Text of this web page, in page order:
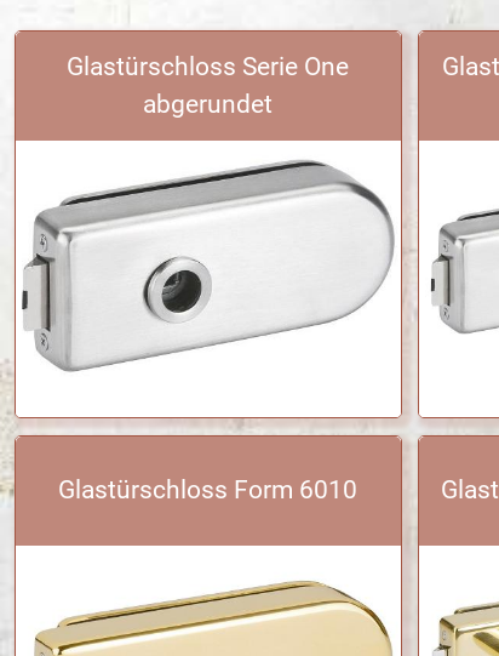
Glastürschloss Serie One
abgerundet
Glastürschloss Form 6010